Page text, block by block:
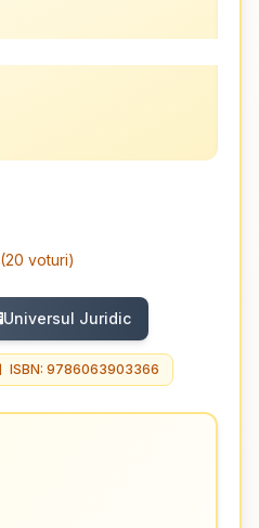
(20 voturi)
Universul Juridic
ISBN: 9786063903366